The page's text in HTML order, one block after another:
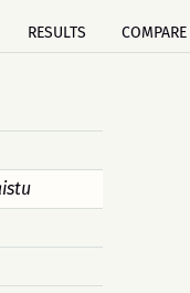
RESULTS COMPARE